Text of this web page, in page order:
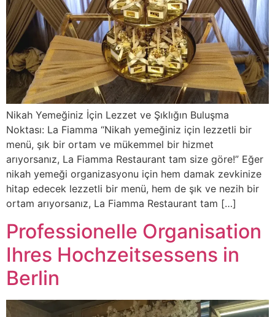
Nikah Yemeğiniz İçin Lezzet ve Şıklığın Buluşma
Noktası: La Fiamma “Nikah yemeğiniz için lezzetli bir
menü, şık bir ortam ve mükemmel bir hizmet
arıyorsanız, La Fiamma Restaurant tam size göre!” Eğer
nikah yemeği organizasyonu için hem damak zevkinize
hitap edecek lezzetli bir menü, hem de şık ve nezih bir
ortam arıyorsanız, La Fiamma Restaurant tam […]
Professionelle Organisation
Ihres Hochzeitsessens in
Berlin